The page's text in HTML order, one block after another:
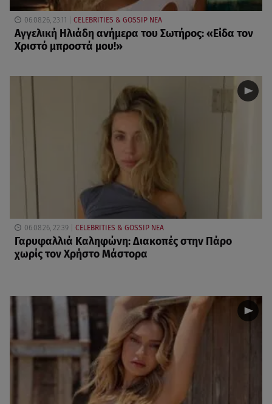
06.08.26, 23:11 CELEBRITIES & GOSSIP ΝΕΑ
Αγγελική Ηλιάδη ανήμερα του Σωτήρος: «Είδα τον
Χριστό μπροστά μου!»
06.08.26, 22:39 CELEBRITIES & GOSSIP ΝΕΑ
Γαρυφαλλιά Καληφώνη: Διακοπές στην Πάρο
χωρίς τον Χρήστο Μάστορα